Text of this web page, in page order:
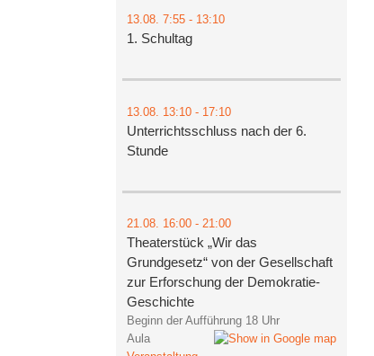
13.08. 7:55- 13:10
1. Schultag
13.08. 13:10- 17:10
Unterrichtsschluss nach der 6.
Stunde
21.08. 16:00- 21:00
Theaterstück „Wir das
Grundgesetz“ von der Gesellschaft
zur Erforschung der Demokratie-
Geschichte
Beginn der Aufführung 18 Uhr
Aula